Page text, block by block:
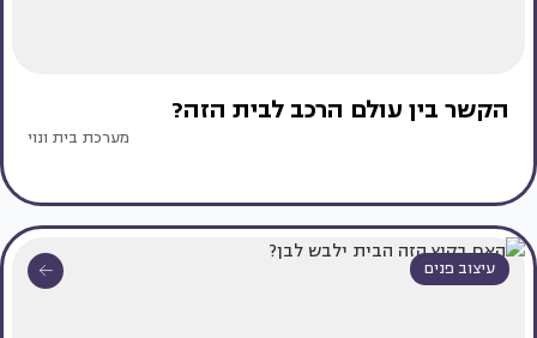
הקשר בין עולם הרכב לבית הזה?
מערכת בית ונוי
עיצוב פנים